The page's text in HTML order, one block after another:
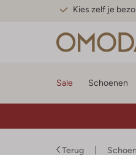
Kies zelf je
Sale Schoenen
Terug